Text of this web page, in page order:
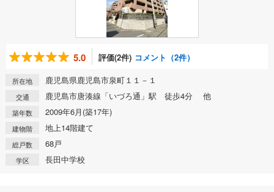
5.0 評価(2件) コメント（2件）
所在地 鹿児島県鹿児島市泉町１１－１
交通 鹿児島市唐湊線「いづろ通」駅 徒歩4分 他
築年数 2009年6月(築17年)
建物階 地上14階建て
総戸数 68戸
学区 長田中学校